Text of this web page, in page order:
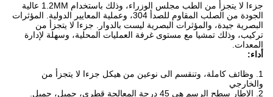
جزءا لا يتجزأ من الطب مجلس الوزراء، وذلك باستخدام 1.2MM عالية
الجودة من الصلب المقاوم للصدأ 304، وعملية المعايير الدولية.
المؤثرات
البصرية جيدة، والمؤثرات البصرية ليست بالدوار.
جزءا لا يتجزأ من
تركيب، وذلك تمشيا مع مستوى غرفة العمليات المحلية، وسهلة لإدارة
المعدات.
أداء:
1. وظائف كاملة، وتنقسم الى نوعين من هيكل جزءا لا يتجزأ من
والخارجي
2. الإطار سطح الرسم هي 45 درجة المعالجة قطري، جميل، جميل.